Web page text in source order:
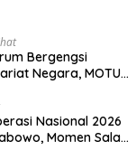
Bergengsi
Negara, MOTU
Nasional 2026
Momen Salam